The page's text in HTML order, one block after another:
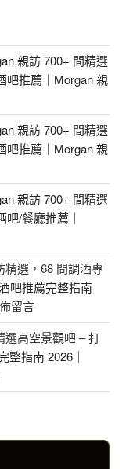
親訪 700+ 間精選
吧推薦｜Morgan 親
親訪 700+ 間精選
吧推薦｜Morgan 親
親訪 700+ 間精選
吧/餐廳推薦｜
精選，68 間調酒專
吧推薦完整指南
留言
選高空景觀吧 – 打
整指南 2026｜